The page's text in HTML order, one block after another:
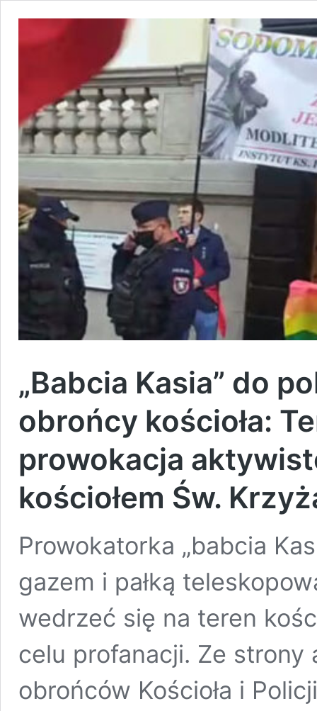
„Babcia Kasia” do
obrońcy kościoła:
prowokacja
kościołem Św.
Prowokatorka „babcia
gazem i pałką
wedrzeć się na teren
celu profanacji. Ze
obrońców Kościoła i